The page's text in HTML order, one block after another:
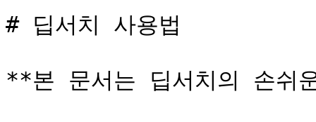
# 딥서치 사용법
**본 문서는 딥서치의 손쉬